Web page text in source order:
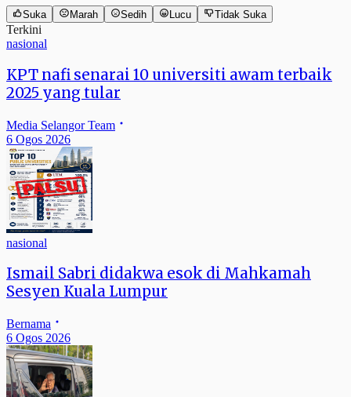
Suka Marah Sedih Lucu Tidak Suka
Terkini
nasional
KPT nafi senarai 10 universiti awam terbaik
2025 yang tular
Media Selangor Team
6 Ogos 2026
nasional
Ismail Sabri didakwa esok di Mahkamah
Sesyen Kuala Lumpur
Bernama
6 Ogos 2026